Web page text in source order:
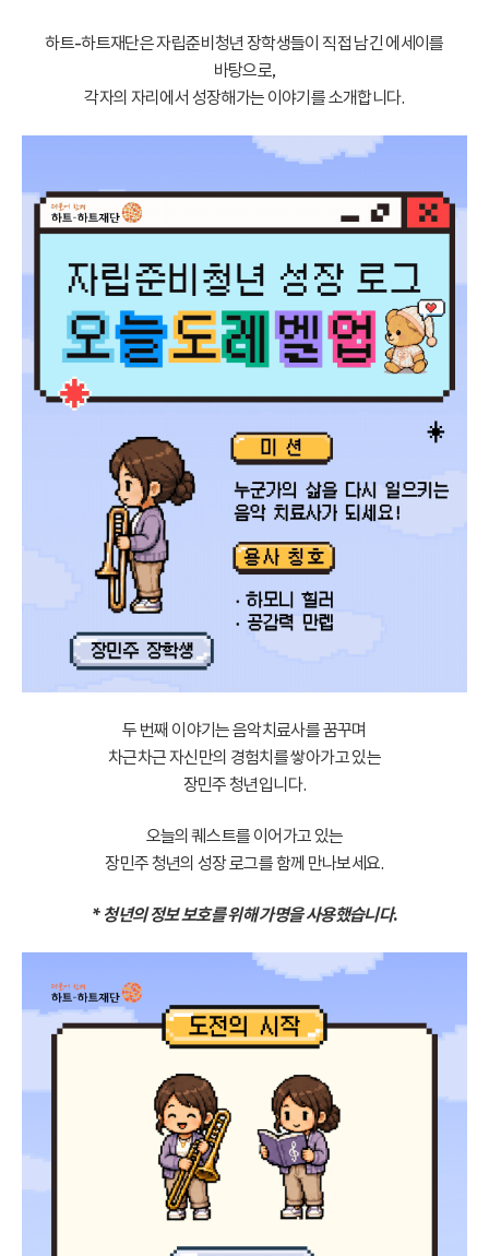
하트-하트재단은 자립준비청년 장학생들이 직접 남긴 에세이를
바탕으로,
각자의 자리에서 성장해가는 이야기를 소개합니다.
두 번째 이야기는 음악치료사를 꿈꾸며
차근차근 자신만의 경험치를 쌓아가고 있는
장민주 청년입니다.
오늘의 퀘스트를 이어가고 있는
장민주 청년의 성장 로그를 함께 만나보세요.
* 청년의 정보 보호를 위해 가명을 사용했습니다.